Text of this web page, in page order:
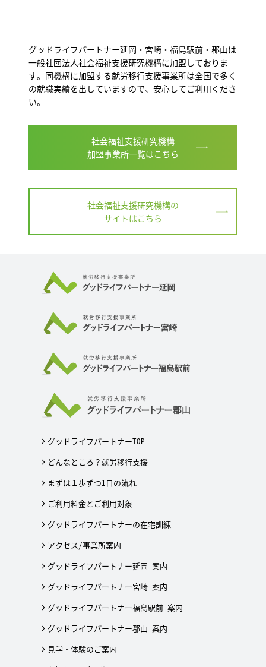
グッドライフパートナー延岡・宮崎・福島駅前・郡山は
一般社団法人社会福祉支援研究機構に加盟しておりま
す。同機構に加盟する就労移行支援事業所は全国で多く
の就職実績を出していますので、安心してご利用くださ
い。
社会福祉支援研究機構
加盟事業所一覧はこちら
社会福祉支援研究機構の
サイトはこちら
グッドライフパートナーTOP
どんなところ？就労移行支援
まずは１歩ずつ1日の流れ
ご利用料金とご利用対象
グッドライフパートナーの在宅訓練
アクセス/事業所案内
グッドライフパートナー延岡 案内
グッドライフパートナー宮崎 案内
グッドライフパートナー福島駅前 案内
グッドライフパートナー郡山 案内
見学・体験のご案内